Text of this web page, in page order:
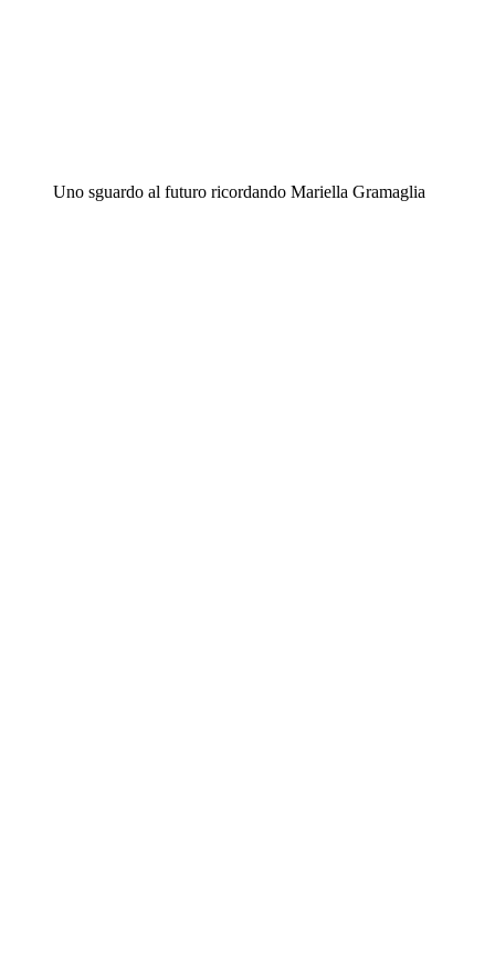
Uno sguardo al futuro ricordando Mariella Gramaglia